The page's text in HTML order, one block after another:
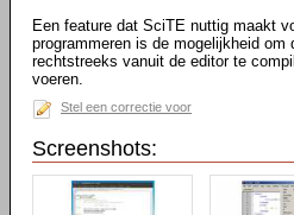
Een feature dat SciTE nuttig maakt
programmeren is de mogelijkheid om
rechtstreeks vanuit de editor te
voeren.
Stel een correctie voor
Screenshots: